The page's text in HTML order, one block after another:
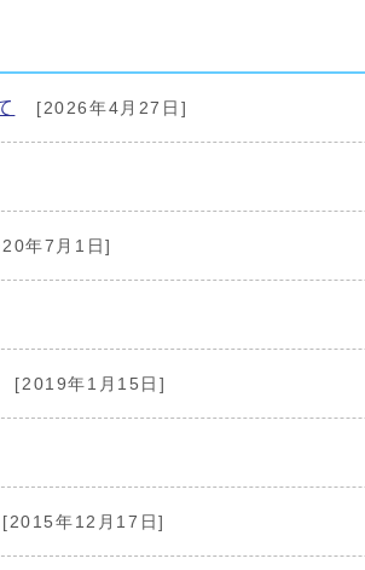
[2026年4月27日]
年7月1日]
[2019年1月15日]
[2015年12月17日]